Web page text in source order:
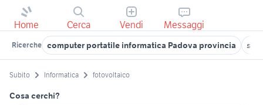
Home Cerca Vendi Messaggi
Ricerche computer portatile informatica Padova provincia
Subito Informatica fotovoltaico
Cosa cerchi?